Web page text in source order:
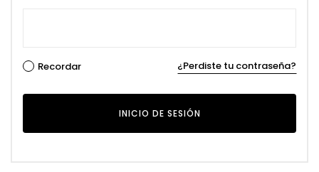
Alternative:
Recordar ¿Perdiste tu contraseña?